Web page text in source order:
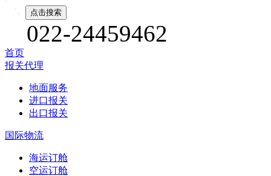
022-24459462
首页
报关代理
地面服务
进口报关
出口报关
国际物流
海运订舱
空运订舱